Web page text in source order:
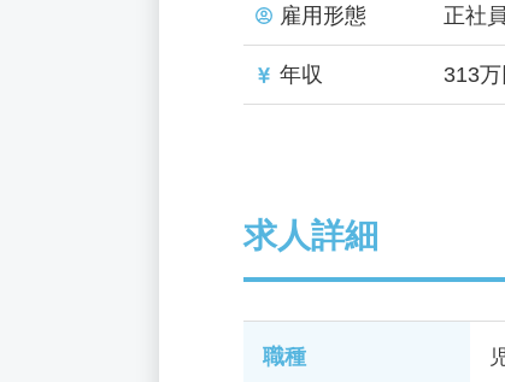
雇用形態 正社員
年収 313万
求人詳細
職種